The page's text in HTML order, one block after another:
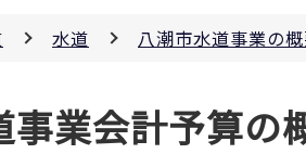
水道 八潮市水道事業の
業会計予算の